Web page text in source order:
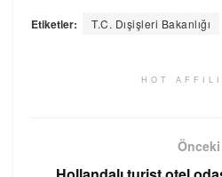
Etiketler: T.C. Dışişleri Bakanlığı
HOT
Önceki